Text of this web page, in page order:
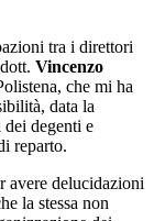
tra i direttori
Vincenzo
che mi ha
data la
degenti e
reparto.
avere delucidazioni
la stessa non